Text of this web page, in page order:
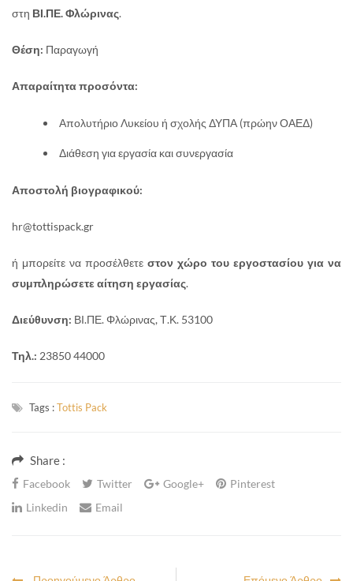
στη ΒΙ.ΠΕ. Φλώρινας.
Θέση: Παραγωγή
Απαραίτητα προσόντα:
Απολυτήριο Λυκείου ή σχολής ΔΥΠΑ (πρώην ΟΑΕΔ)
Διάθεση για εργασία και συνεργασία
Αποστολή βιογραφικού:
hr@tottispack.gr
ή μπορείτε να προσέλθετε στον χώρο του εργοστασίου για να
συμπληρώσετε αίτηση εργασίας.
Διεύθυνση: ΒΙ.ΠΕ. Φλώρινας, Τ.Κ. 53100
Τηλ.: 23850 44000
Tags :Tottis Pack
Share :
Facebook Twitter Google+
Pinterest
Linkedin
Email